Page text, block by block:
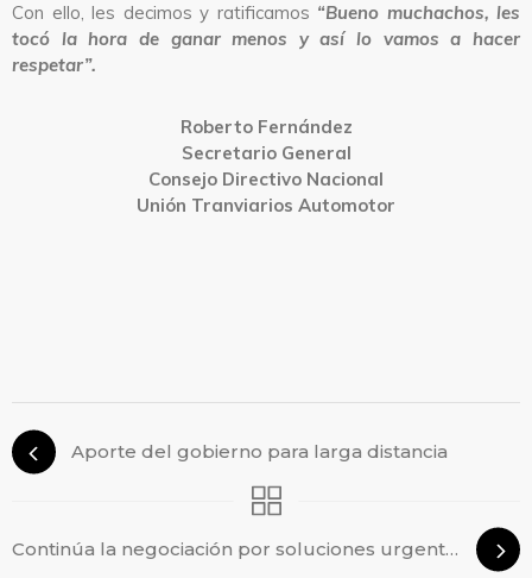
Con ello, les decimos y ratificamos “Bueno muchachos, les
tocó la hora de ganar menos y así lo vamos a hacer
respetar”.
Roberto Fernández
Secretario General
Consejo Directivo Nacional
Unión Tranviarios Automotor
Aporte del gobierno para larga distancia
Continúa la negociación por soluciones urgentes para los Compañeros